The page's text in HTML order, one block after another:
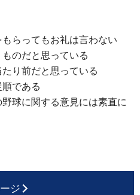
らってもお礼は言わない
のだと思っている
り前だと思っている
順である
球に関する意見には素直に
ジ